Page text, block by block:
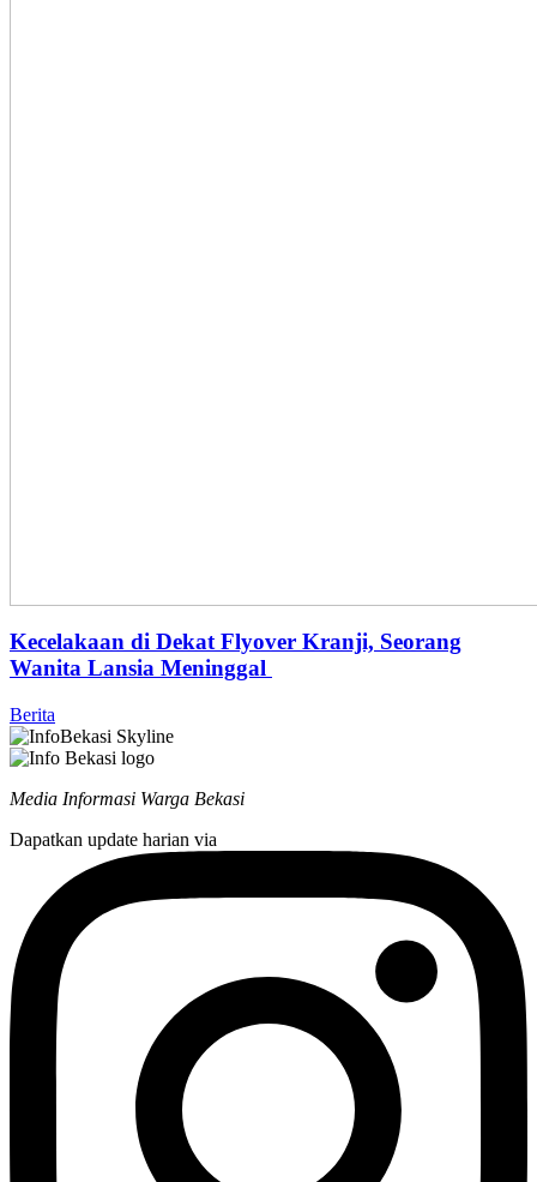
Kecelakaan di Dekat Flyover Kranji, Seorang
Wanita Lansia Meninggal
Berita
Media Informasi Warga Bekasi
Dapatkan update harian via